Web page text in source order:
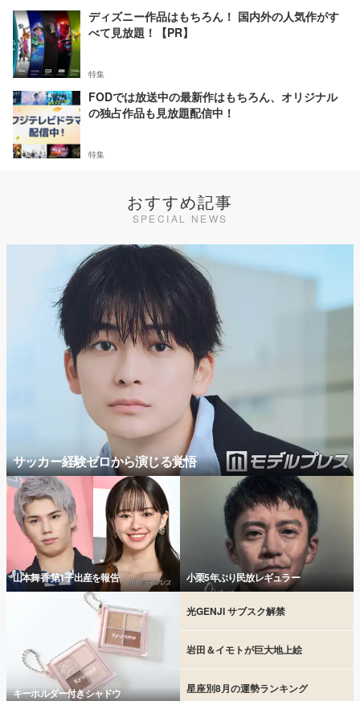
ディズニー作品はもちろん！ 国内外の人気作がす
べて見放題！【PR】
特集
FODでは放送中の最新作はもちろん、オリジナル
の独占作品も見放題配信中！
特集
おすすめ記事
SPECIAL NEWS
サッカー経験ゼロから演じる覚悟
山本舞香 第1子出産を報告 小栗5年ぶり民放レギュラー
キーホルダー付きシャドウ
光GENJI サブスク解禁
岩田＆イモトが巨大地上絵
星座別8月の運勢ランキング